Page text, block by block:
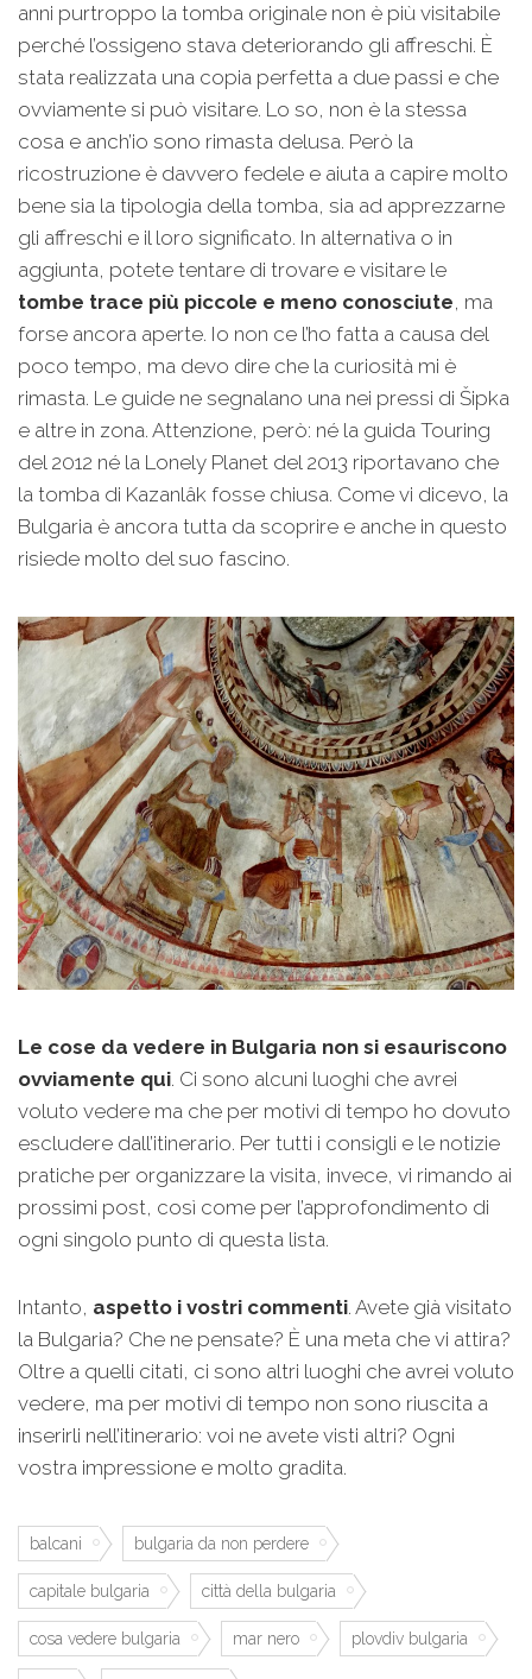
anni purtroppo la tomba originale non è più visitabile
perché l’ossigeno stava deteriorando gli affreschi. È
stata realizzata una copia perfetta a due passi e che
ovviamente si può visitare. Lo so, non è la stessa
cosa e anch’io sono rimasta delusa. Però la
ricostruzione è davvero fedele e aiuta a capire molto
bene sia la tipologia della tomba, sia ad apprezzarne
gli affreschi e il loro significato. In alternativa o in
aggiunta, potete tentare di trovare e visitare le
tombe trace più piccole e meno conosciute, ma
forse ancora aperte. Io non ce l’ho fatta a causa del
poco tempo, ma devo dire che la curiosità mi è
rimasta. Le guide ne segnalano una nei pressi di Šipka
e altre in zona. Attenzione, però: né la guida Touring
del 2012 né la Lonely Planet del 2013 riportavano che
la tomba di Kazanlâk fosse chiusa. Come vi dicevo, la
Bulgaria è ancora tutta da scoprire e anche in questo
risiede molto del suo fascino.
Le cose da vedere in Bulgaria non si esauriscono
ovviamente qui. Ci sono alcuni luoghi che avrei
voluto vedere ma che per motivi di tempo ho dovuto
escludere dall’itinerario. Per tutti i consigli e le notizie
pratiche per organizzare la visita, invece, vi rimando ai
prossimi post, così come per l’approfondimento di
ogni singolo punto di questa lista.
Intanto, aspetto i vostri commenti. Avete già visitato
la Bulgaria? Che ne pensate? È una meta che vi attira?
Oltre a quelli citati, ci sono altri luoghi che avrei voluto
vedere, ma per motivi di tempo non sono riuscita a
inserirli nell’itinerario: voi ne avete visti altri? Ogni
vostra impressione e molto gradita.
balcani bulgaria da non perdere
capitale bulgaria città della bulgaria
cosa vedere bulgaria mar nero plovdiv bulgaria